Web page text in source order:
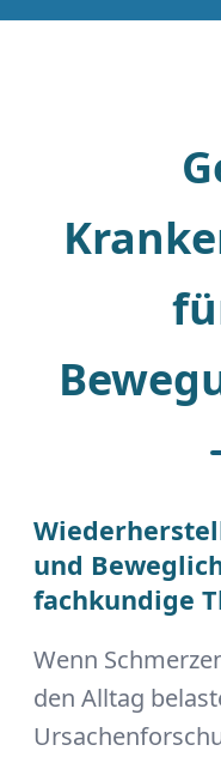
und
fachkundige
Wenn
den Alltag